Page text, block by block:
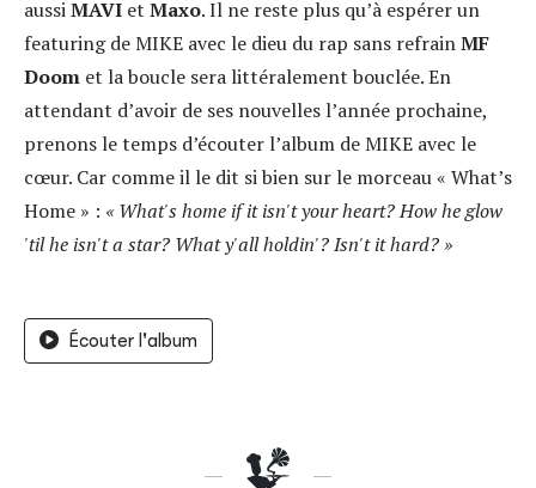
aussiMAVI et Maxo. Il ne reste plus qu’à espérer un
featuring de MIKE avec le dieu du rap sans refrainMF
Doom et la boucle sera littéralement bouclée. En
attendant d’avoir de ses nouvelles l’année prochaine,
prenons le temps d’écouter l’album de MIKE avec le
cœur. Car comme il le dit si bien sur le morceau « What’s
Home » : « What's home if it isn't your heart? How he glow
'til he isn't a star? What y'all holdin'? Isn't it hard? »
Écouter l'album